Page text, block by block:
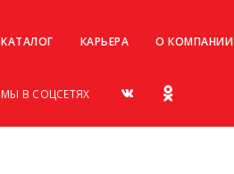
КАТАЛОГ КАРЬЕРА О КОМПАНИИ
МЫ В СОЦСЕТЯХ